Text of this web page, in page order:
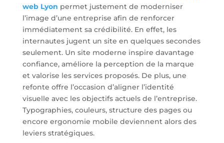
web Lyon permet justement de moderniser
l’image d’une entreprise afin de renforcer
immédiatement sa crédibilité. En effet, les
internautes jugent un site en quelques secondes
seulement. Un site moderne inspire davantage
confiance, améliore la perception de la marque
et valorise les services proposés. De plus, une
refonte offre l’occasion d’aligner l’identité
visuelle avec les objectifs actuels de l’entreprise.
Typographies, couleurs, structure des pages ou
encore ergonomie mobile deviennent alors des
leviers stratégiques.